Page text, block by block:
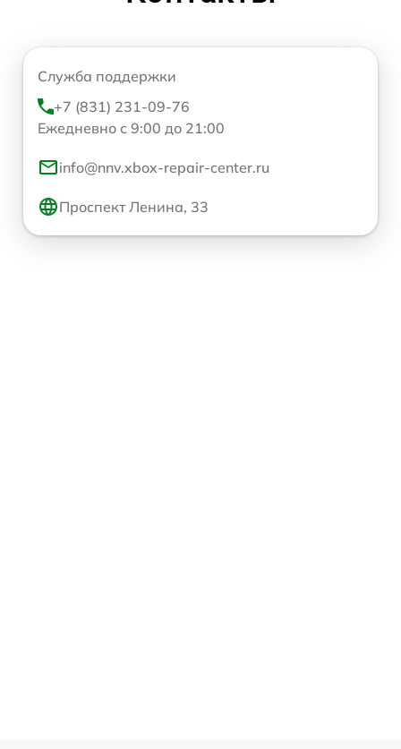
Служба поддержки
+7 (831) 231-09-76
Ежедневно с 9:00 до 21:00
info@nnv.xbox-repair-center.ru
Проспект Ленина, 33